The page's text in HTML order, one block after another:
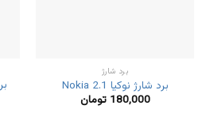
برد شارژ
برد شارژ نوکیا Nokia 2.1
180,000 تومان